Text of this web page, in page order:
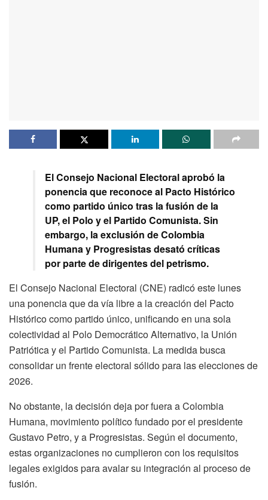
El Consejo Nacional Electoral aprobó la
ponencia que reconoce al Pacto Histórico
como partido único tras la fusión de la
UP, el Polo y el Partido Comunista. Sin
embargo, la exclusión de Colombia
Humana y Progresistas desató críticas
por parte de dirigentes del petrismo.
El Consejo Nacional Electoral (CNE) radicó este lunes
una ponencia que da vía libre a la creación del Pacto
Histórico como partido único, unificando en una sola
colectividad al Polo Democrático Alternativo, la Unión
Patriótica y el Partido Comunista. La medida busca
consolidar un frente electoral sólido para las elecciones de
2026.
No obstante, la decisión deja por fuera a Colombia
Humana, movimiento político fundado por el presidente
Gustavo Petro, y a Progresistas. Según el documento,
estas organizaciones no cumplieron con los requisitos
legales exigidos para avalar su integración al proceso de
fusión.